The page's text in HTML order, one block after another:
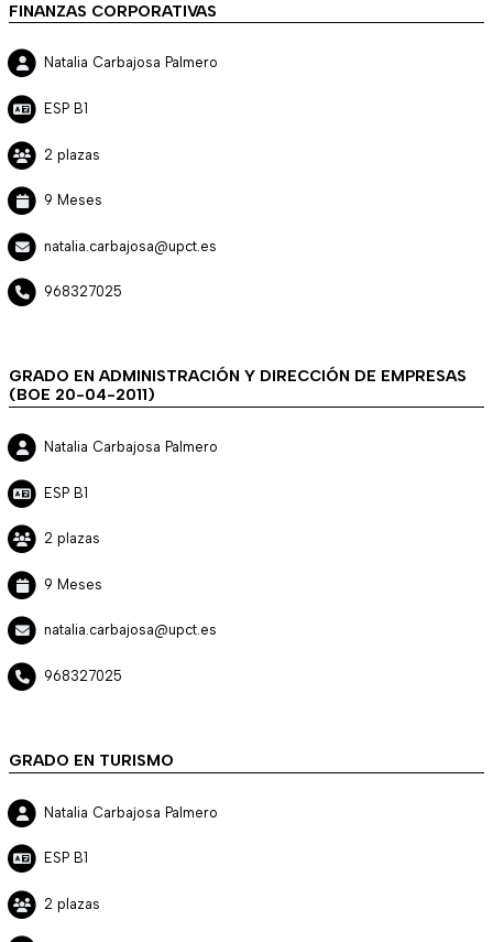
FINANZAS CORPORATIVAS
Natalia Carbajosa Palmero
ESP B1
2 plazas
9 Meses
natalia.carbajosa@upct.es
968327025
GRADO EN ADMINISTRACIÓN Y DIRECCIÓN DE EMPRESAS
(BOE 20-04-2011)
Natalia Carbajosa Palmero
ESP B1
2 plazas
9 Meses
natalia.carbajosa@upct.es
968327025
GRADO EN TURISMO
Natalia Carbajosa Palmero
ESP B1
2 plazas